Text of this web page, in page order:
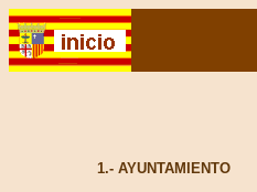
1.- AYUNTAMIENTO